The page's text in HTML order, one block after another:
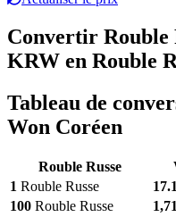
Convertir Rouble
KRW en Rouble
Tableau de
Won Coréen
Rouble Russe
1 Rouble Russe
100 Rouble Russe